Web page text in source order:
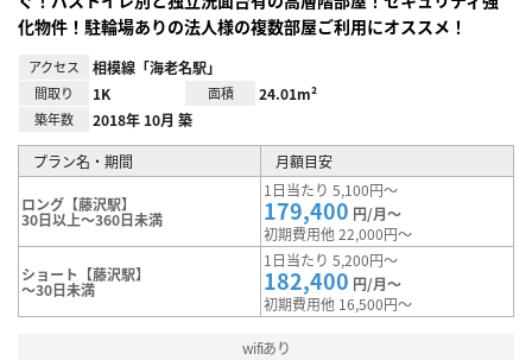
化物件！駐輪場ありの法人様の複数部屋ご利用にオススメ！
アクセス 相模線「海老名駅」
間取り 1K 面積 24.01m²
築年数 2018年 10月 築
プラン名・期間 月額目安
ロング【藤沢駅】
30日以上～360日未満
1日当たり 5,100円～
179,400 円/月～
初期費用他 22,000円～
ショート【藤沢駅】
～30日未満
1日当たり 5,200円～
182,400 円/月～
初期費用他 16,500円～
wifiあり